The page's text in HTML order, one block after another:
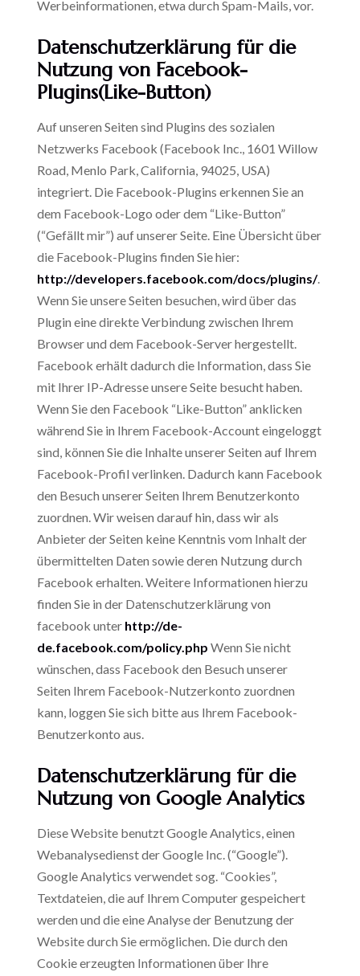
Werbeinformationen, etwa durch Spam-Mails, vor.
Datenschutzerklärung für die
Nutzung von Facebook-
Plugins(Like-Button)
Auf unseren Seiten sind Plugins des sozialen
Netzwerks Facebook (Facebook Inc., 1601 Willow
Road, Menlo Park, California, 94025, USA)
integriert. Die Facebook-Plugins erkennen Sie an
dem Facebook-Logo oder dem “Like-Button”
(“Gefällt mir”) auf unserer Seite. Eine Übersicht über
die Facebook-Plugins finden Sie hier:
http://developers.facebook.com/docs/plugins/.
Wenn Sie unsere Seiten besuchen, wird über das
Plugin eine direkte Verbindung zwischen Ihrem
Browser und dem Facebook-Server hergestellt.
Facebook erhält dadurch die Information, dass Sie
mit Ihrer IP-Adresse unsere Seite besucht haben.
Wenn Sie den Facebook “Like-Button” anklicken
während Sie in Ihrem Facebook-Account eingeloggt
sind, können Sie die Inhalte unserer Seiten auf Ihrem
Facebook-Profil verlinken. Dadurch kann Facebook
den Besuch unserer Seiten Ihrem Benutzerkonto
zuordnen. Wir weisen darauf hin, dass wir als
Anbieter der Seiten keine Kenntnis vom Inhalt der
übermittelten Daten sowie deren Nutzung durch
Facebook erhalten. Weitere Informationen hierzu
finden Sie in der Datenschutzerklärung von
facebook unter http://de-
de.facebook.com/policy.php Wenn Sie nicht
wünschen, dass Facebook den Besuch unserer
Seiten Ihrem Facebook-Nutzerkonto zuordnen
kann, loggen Sie sich bitte aus Ihrem Facebook-
Benutzerkonto aus.
Datenschutzerklärung für die
Nutzung von GoogleAnalytics
Diese Website benutzt Google Analytics, einen
Webanalysedienst der Google Inc. (“Google”).
Google Analytics verwendet sog. “Cookies”,
Textdateien, die auf Ihrem Computer gespeichert
werden und die eine Analyse der Benutzung der
Website durch Sie ermöglichen. Die durch den
Cookie erzeugten Informationen über Ihre